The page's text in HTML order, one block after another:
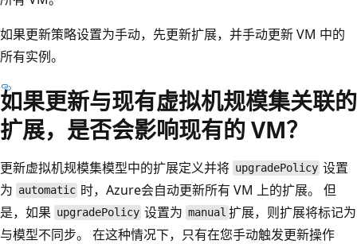
如果更新策略设置为手动，先更新扩展，并手动更新 VM 中的
所有实例。
如果更新与现有虚拟机规模集关联的
扩展，是否会影响现有的 VM？
更新虚拟机规模集模型中的扩展定义并将 upgradePolicy 设置
为 automatic 时，Azure会自动更新所有 VM 上的扩展。 但
是，如果 upgradePolicy 设置为 manual 扩展，则扩展将标记为
与模型不同步。 在这种情况下，只有在您手动触发更新操作